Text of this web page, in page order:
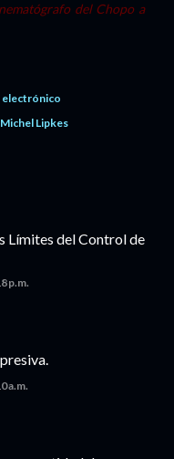
del Chopo a
electrónico
Michel Lipkes
Límites del Control de
p.m.
a.m.